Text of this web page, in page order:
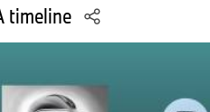
timeline